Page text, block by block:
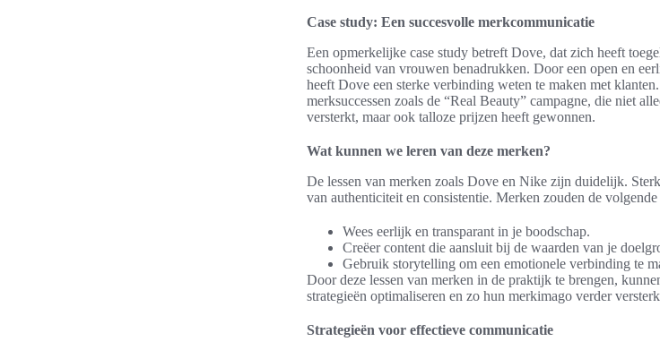
Case study: Een succesvolle merkcommunicatie
Een opmerkelijke case study betreft Dove, dat zich heeft
schoonheid van vrouwen benadrukken. Door een open en
heeft Dove een sterke verbinding weten te maken met
merksuccessen zoals de “Real Beauty” campagne, die niet
versterkt, maar ook talloze prijzen heeft gewonnen.
Wat kunnen we leren van deze merken?
De lessen van merken zoals Dove en Nike zijn duidelijk.
van authenticiteit en consistentie. Merken zouden de
Wees eerlijk en transparant in je boodschap.
Creëer content die aansluit bij de waarden van je
Gebruik storytelling om een emotionele verbinding te
Door deze lessen van merken in de praktijk te brengen,
strategieën optimaliseren en zo hun merkimago verder
Strategieën voor effectieve communicatie